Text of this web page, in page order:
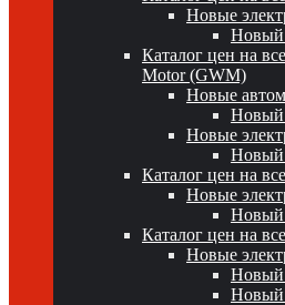
Новые
Новый
Каталог цен на
Motor (GWM)
Новые
Новый
Новые
Новый
Каталог цен на
Новые
Новый
Каталог цен на
Новые
Новый
Новый